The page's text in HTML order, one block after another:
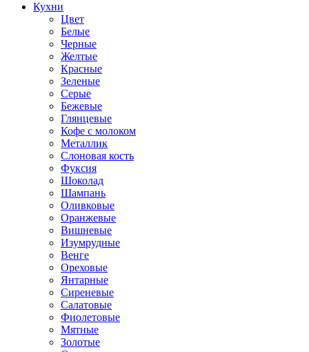
Кухни
Цвет
Белые
Черные
Желтые
Красные
Зеленые
Серые
Бежевые
Глянцевые
Кофе с молоком
Металлик
Слоновая кость
Фуксия
Шоколад
Шампань
Оливковые
Оранжевые
Вишневые
Изумрудные
Венге
Ореховые
Янтарные
Сиреневые
Салатовые
Фиолетовые
Мятные
Золотые